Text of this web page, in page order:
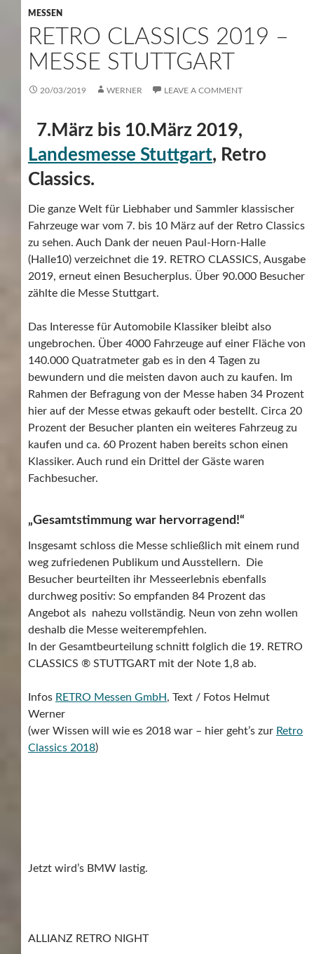
MESSEN
RETRO CLASSICS 2019 –
MESSE STUTTGART
20/03/2019 WERNER LEAVE A COMMENT
7.März bis 10.März 2019,
Landesmesse Stuttgart, Retro
Classics.
Die ganze Welt für Liebhaber und Sammler klassischer
Fahrzeuge war vom 7. bis 10 März auf der Retro Classics
zu sehen. Auch Dank der neuen Paul-Horn-Halle
(Halle10) verzeichnet die 19. RETRO CLASSICS, Ausgabe
2019, erneut einen Besucherplus. Über 90.000 Besucher
zählte die Messe Stuttgart.
Das Interesse für Automobile Klassiker bleibt also
ungebrochen. Über 4000 Fahrzeuge auf einer Fläche von
140.000 Quatratmeter gab es in den 4 Tagen zu
bewundern und die meisten davon auch zu kaufen. Im
Rahmen der Befragung von der Messe haben 34 Prozent
hier auf der Messe etwas gekauft oder bestellt. Circa 20
Prozent der Besucher planten ein weiteres Fahrzeug zu
kaufen und ca. 60 Prozent haben bereits schon einen
Klassiker. Auch rund ein Drittel der Gäste waren
Fachbesucher.
„Gesamtstimmung war hervorragend!“
Insgesamt schloss die Messe schließlich mit einem rund
weg zufriedenen Publikum und Ausstellern. Die
Besucher beurteilten ihr Messeerlebnis ebenfalls
durchweg positiv: So empfanden 84 Prozent das
Angebot als nahezu vollständig. Neun von zehn wollen
deshalb die Messe weiterempfehlen.
In der Gesamtbeurteilung schnitt folglich die 19. RETRO
CLASSICS ® STUTTGART mit der Note 1,8 ab.
Infos RETRO Messen GmbH, Text / Fotos Helmut
Werner
(wer Wissen will wie es 2018 war – hier geht’s zur Retro
Classics 2018)
Jetzt wird’s BMW lastig.
ALLIANZ RETRO NIGHT